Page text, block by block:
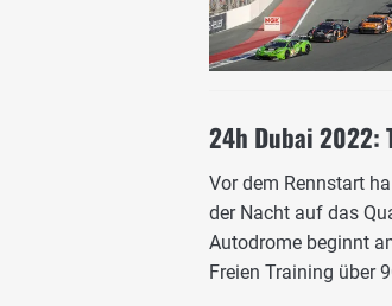
24h Dubai 2022:
Vor dem Rennstart
der Nacht auf das
Autodrome beginnt
Freien Training über